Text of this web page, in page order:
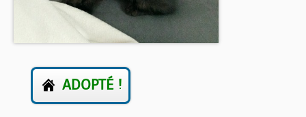
BOUTIQUE
FORUM
ADOPTÉ !